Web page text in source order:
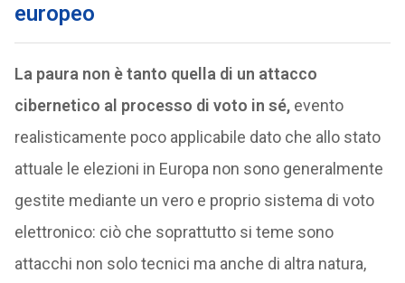
europeo
La paura non è tanto quella di un attacco
cibernetico al processo di voto in sé,evento
realisticamente poco applicabile dato che allo stato
attuale le elezioni in Europa non sono generalmente
gestite mediante un vero e proprio sistema di voto
elettronico: ciò che soprattutto si teme sono
attacchi non solo tecnici ma anche di altra natura,